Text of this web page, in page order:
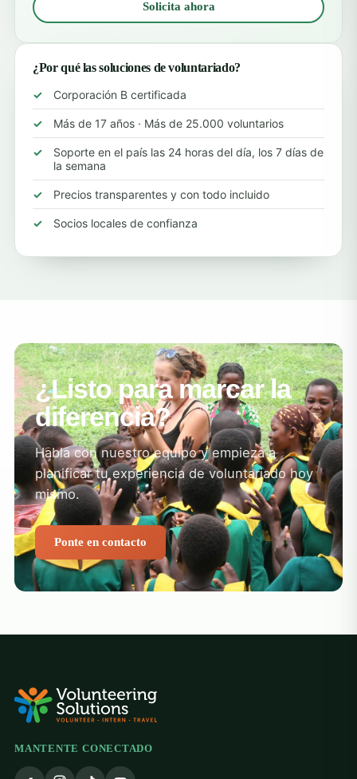
Solicita ahora
¿Por qué las soluciones de voluntariado?
Corporación B certificada
Más de 17 años · Más de 25.000 voluntarios
Soporte en el país las 24 horas del día, los 7 días de
la semana
Precios transparentes y con todo incluido
Socios locales de confianza
¿Listo para marcar la
diferencia?
Habla con nuestro equipo y empieza a
planificar tu experiencia de voluntariado hoy
mismo.
Ponte en contacto
MANTENTE CONECTADO